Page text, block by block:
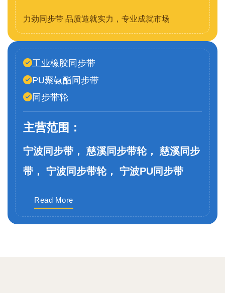
力劲同步带 品质造就实力，专业成就市场
工业橡胶同步带
PU聚氨酯同步带
同步带轮
主营范围：
宁波同步带， 慈溪同步带轮， 慈溪同步
带， 宁波同步带轮， 宁波PU同步带
Read More